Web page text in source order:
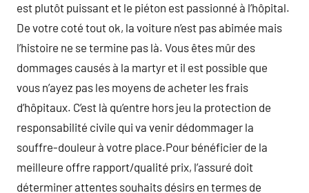
est plutôt puissant et le piéton est passionné à l’hôpital.
De votre coté tout ok, la voiture n’est pas abimée mais
l’histoire ne se termine pas là. Vous êtes mûr des
dommages causés à la martyr et il est possible que
vous n’ayez pas les moyens de acheter les frais
d’hôpitaux. C’est là qu’entre hors jeu la protection de
responsabilité civile qui va venir dédommager la
souffre-douleur à votre place.Pour bénéficier de la
meilleure offre rapport/qualité prix, l’assuré doit
déterminer attentes souhaits désirs en termes de